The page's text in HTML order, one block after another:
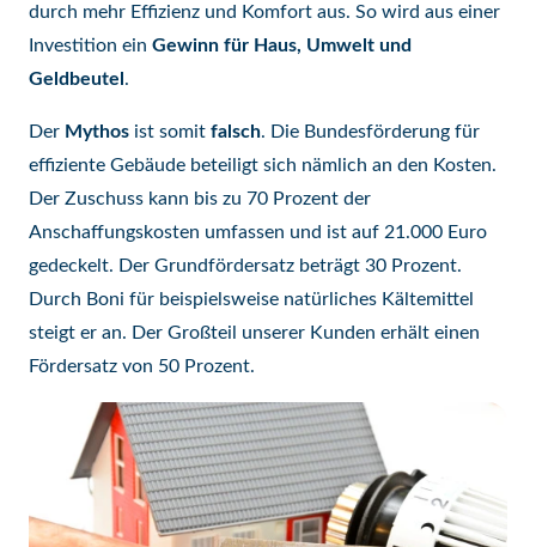
durch mehr Effizienz und Komfort aus. So wird aus einer
Investition ein Gewinn für Haus, Umwelt und
Geldbeutel .
Der Mythos ist somit falsch. Die Bundesförderung für
effiziente Gebäude beteiligt sich nämlich an den Kosten.
Der Zuschuss kann bis zu 70 Prozent der
Anschaffungskosten umfassen und ist auf 21.000 Euro
gedeckelt. Der Grundfördersatz beträgt 30 Prozent.
Durch Boni für beispielsweise natürliches Kältemittel
steigt er an. Der Großteil unserer Kunden erhält einen
Fördersatz von 50 Prozent.